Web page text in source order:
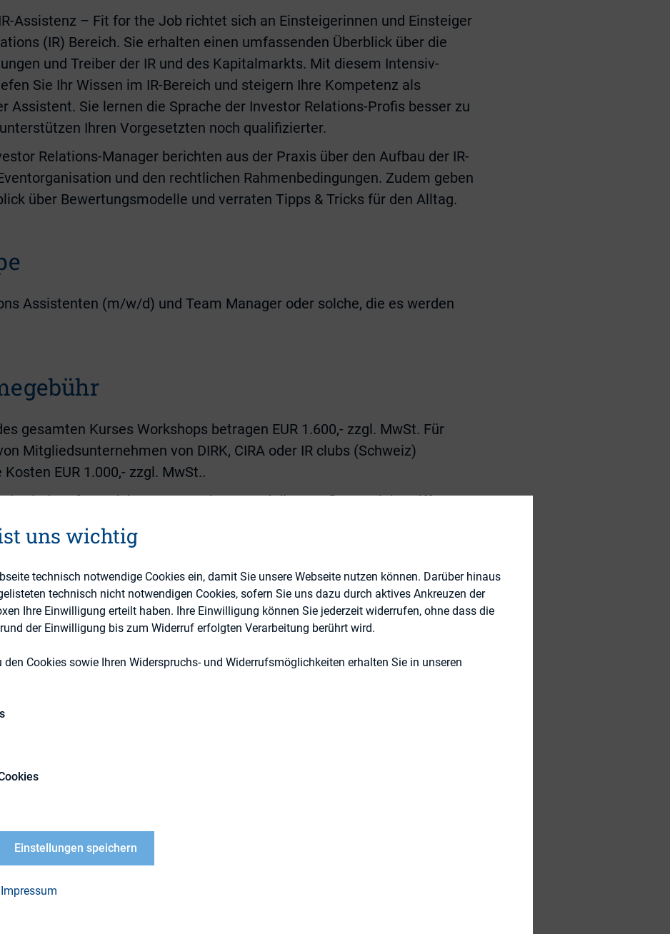
Assistenz – Fit for the Job richtet sich an Einsteigerinnen und Einsteiger
(IR) Bereich. Sie erhalten einen umfassenden Überblick über die
und Treiber der IR und des Kapitalmarkts. Mit diesem Intensiv-
Sie Ihr Wissen im IR-Bereich und steigern Ihre Kompetenz als
Assistent. Sie lernen die Sprache der Investor Relations-Profis besser zu
Ihren Vorgesetzten noch qualifizierter.
Relations-Manager berichten aus der Praxis über den Aufbau der IR-
und den rechtlichen Rahmenbedingungen. Zudem geben
über Bewertungsmodelle und verraten Tipps & Tricks für den Alltag.
Assistenten (m/w/d) und Team Manager oder solche, die es werden
gesamten Kurses Workshops betragen EUR 1.600,- zzgl. MwSt. Für
Mitgliedsunternehmen von DIRK, CIRA oder IR clubs (Schweiz)
EUR 1.000,- zzgl. MwSt..
sind umfangreiche Kursunterlagen und die Verpflegung inbegriffen.
Jetzt anmelden
uns wichtig
technisch notwendige Cookies ein, damit Sie unsere Webseite nutzen können. Darüber hinaus
technisch nicht notwendigen Cookies, sofern Sie uns dazu durch aktives Ankreuzen der
Ihre Einwilligung erteilt haben. Ihre Einwilligung können Sie jederzeit widerrufen, ohne dass die
der Einwilligung bis zum Widerruf erfolgten Verarbeitung berührt wird.
Cookies sowie Ihren Widerspruchs- und Widerrufsmöglichkeiten erhalten Sie in unseren
Einstellungen speichern
Impressum